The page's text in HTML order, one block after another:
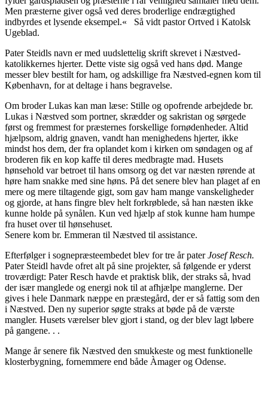
Men præsterne giver også ved deres broderlige endrægtighed
indbyrdes et lysende eksempel.« Så vidt pastor Ortved i Katolsk
Ugeblad.
Pater Steidls navn er med uudslettelig skrift skrevet i Næstved-
katolikkernes hjerter. Dette viste sig også ved hans død. Mange
messer blev bestilt for ham, og adskillige fra Næstved-egnen kom til
København, for at deltage i hans begravelse.
Om broder Lukas kan man læse: Stille og opofrende arbejdede br.
Lukas i Næstved som portner, skrædder og sakristan og sørgede
først og fremmest for præsternes forskellige fornødenheder. Altid
hjælpsom, aldrig gnaven, vandt han menighedens hjerter, ikke
mindst hos dem, der fra oplandet kom i kirken om søndagen og af
broderen fik en kop kaffe til deres medbragte mad. Husets
hønsehold var betroet til hans omsorg og det var næsten rørende at
høre ham snakke med sine høns. På det senere blev han plaget af en
mere og mere tiltagende gigt, som gav ham mange vanskeligheder
og gjorde, at hans fingre blev helt forkrøblede, så han næsten ikke
kunne holde på synålen. Kun ved hjælp af stok kunne ham humpe
fra huset over til hønsehuset.
Senere kom br. Emmeran til Næstved til assistance.
Efterfølger i sognepræsteembedet blev for tre år paterJosef Resch.
Pater Steidl havde ofret alt på sine projekter, så følgende er yderst
troværdigt: Pater Resch havde et praktisk blik, der straks så, hvad
der især manglede og energi nok til at afhjælpe manglerne. Der
gives i hele Danmark næppe en præstegård, der er så fattig som den
i Næstved. Den ny superior søgte straks at bøde på de værste
mangler. Husets værelser blev gjort i stand, og der blev lagt løbere
på gangene. . .
Mange år senere fik Næstved den smukkeste og mest funktionelle
klosterbygning, fornemmere end både Àmager og Odense.